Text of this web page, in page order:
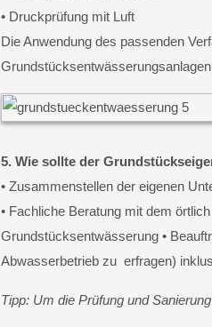
• Druckprüfung mit Luft
Die Anwendung des passenden
5. Wie sollte der
• Zusammenstellen der eigenen
• Fachliche Beratung mit dem
Grundstücksentwässerung •
Abwasserbetrieb zu erfragen)
Tipp: Um die Prüfung und